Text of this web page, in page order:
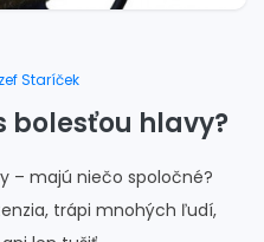
Staríček
bolesťou hlavy?
– majú niečo spoločné?
trápi mnohých ľudí,